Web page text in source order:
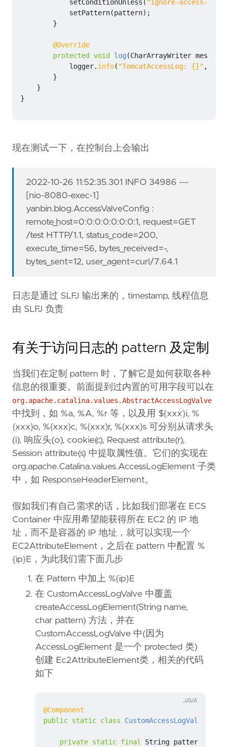
setConditionUnless ( "ignore-access-log"
setPattern(pattern);
}
@Override
protected
void log (CharArrayWriter message
logger. info( "TomcatAccessLog: {}" ,
}
}
}
现在测试一下，在控制台上会输出
2022-10-26 11:52:35.301 INFO 34986 ---
[nio-8080-exec-1]
yanbin.blog.AccessValveConfig :
remote_host=0:0:0:0:0:0:0:1, request=GET
/test HTTP/1.1, status_code=200,
execute_time=56, bytes_received=-,
bytes_sent=12, user_agent=curl/7.64.1
日志是通过 SLFJ 输出来的，timestamp, 线程信息
由 SLFJ 负责
有关于访问日志的 pattern 及定制
当我们在定制 pattern 时，了解它是如何获取各种
信息的很重要。前面提到过内置的可用字段可以在
org.apache.catalina.values.AbstractAccessLogValve
中找到，如 %a, %A, %r 等，以及用 ${xxx}i, %
{xxx}o, %{xxx}c, %{xxx}r, %{xxx}s 可分别从请求头
(i), 响应头(o), cookie(c), Request attribute(r),
Session attribute(s) 中提取属性值。它们的实现在
org.apache.Catalina.values.AccessLogElement 子类
中，如 ResponseHeaderElement。
假如我们有自己需求的话，比如我们部署在 ECS
Container 中应用希望能获得所在 EC2 的 IP 地
址，而不是容器的 IP 地址，就可以实现一个
EC2AttributeElement，之后在 pattern 中配置 %
{ip}E，为此我们需下面几步
在 Pattern 中加上 %{ip}E
在 CustomAccessLogValve 中覆盖
createAccessLogElement(String name,
char pattern) 方法，并在
CustomAccessLogValve 中(因为
AccessLogElement 是一个 protected 类)
创建 Ec2AttributeElement类，相关的代码
如下
@Component
public static class CustomAccessLogValve
private static final String pattern
JAVA